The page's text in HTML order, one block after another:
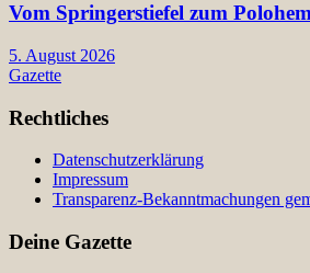
Vom Springerstiefel zum
5. August 2026
Gazette
Rechtliches
Datenschutzerklärung
Impressum
Transparenz-Bekanntmachungen
Deine Gazette